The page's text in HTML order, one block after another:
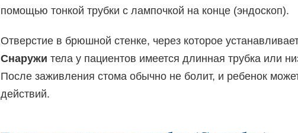
помощью тонкой трубки с лампочкой на конце (эндоскоп).
Отверстие в брюшной стенке, через которое
Снаружи тела у пациентов имеется длинная трубка или
После заживления стома обычно не болит, и ребенок
действий.